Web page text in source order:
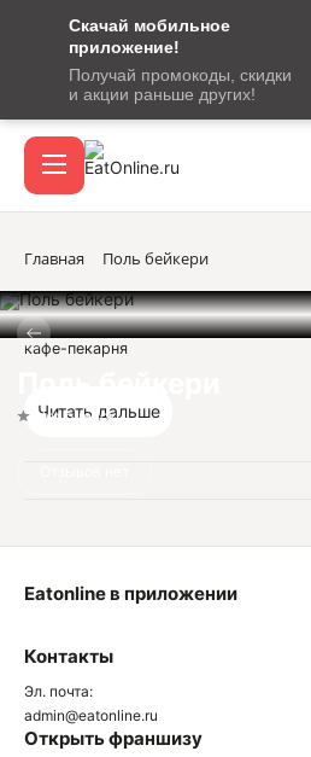
Скачай мобильное
приложение!
Получай промокоды, скидки
и акции раньше других!
сообщение
кодом
подтверждения
Вход / регистрация
Акции
Главная Поль бейкери
Нет оценок
кафе-пекарня
Читать дальше
Контакты
Эл. почта:
admin@eatonline.ru
Открыть франшизу
Eatonline в приложении